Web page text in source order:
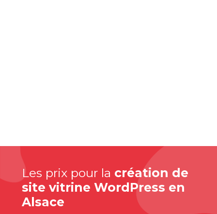
Les prix pour la création de
site vitrine WordPress en
Alsace